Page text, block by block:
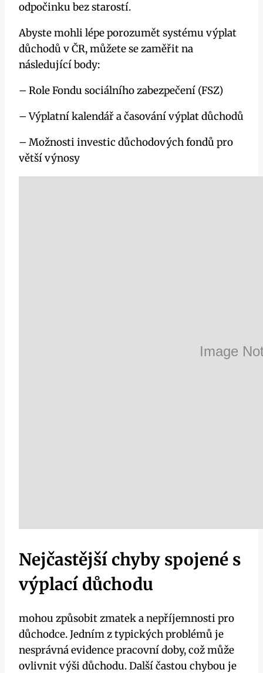
odpočinku bez starostí.
Abyste mohli lépe porozumět systému výplat
důchodů v ČR, můžete se zaměřit na
následující body:
– Role Fondu sociálního zabezpečení (FSZ)
– Výplatní kalendář a časování výplat důchodů
– Možnosti investic důchodových fondů pro
větší výnosy
Nejčastější chyby spojené s
výplací důchodu
mohou způsobit zmatek a nepříjemnosti pro
důchodce. Jedním z typických problémů je
nesprávná evidence pracovní doby, což může
ovlivnit výši důchodu. Další častou chybou je